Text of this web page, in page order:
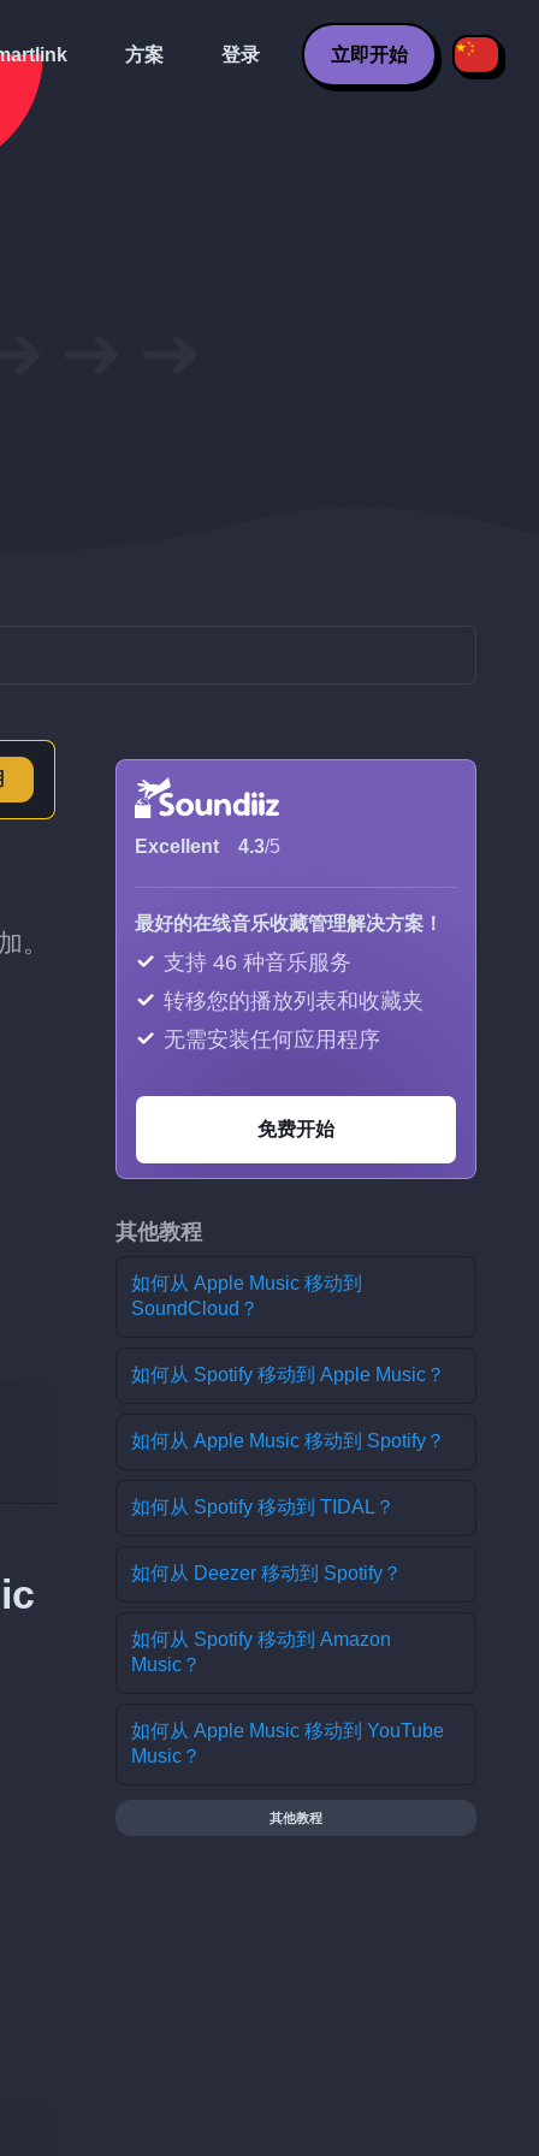
方案 登录 立即开始
。
Excellent 4.3/5
最好的在线音乐收藏管理解决方案！
支持 46 种音乐服务
转移您的播放列表和收藏夹
无需安装任何应用程序
免费开始
其他教程
如何从 Apple Music 移动到
SoundCloud？
如何从 Spotify 移动到 Apple Music？
如何从 Apple Music 移动到 Spotify？
如何从 Spotify 移动到 TIDAL？
如何从 Deezer 移动到 Spotify？
如何从 Spotify 移动到 Amazon
Music？
如何从 Apple Music 移动到 YouTube
Music？
其他教程